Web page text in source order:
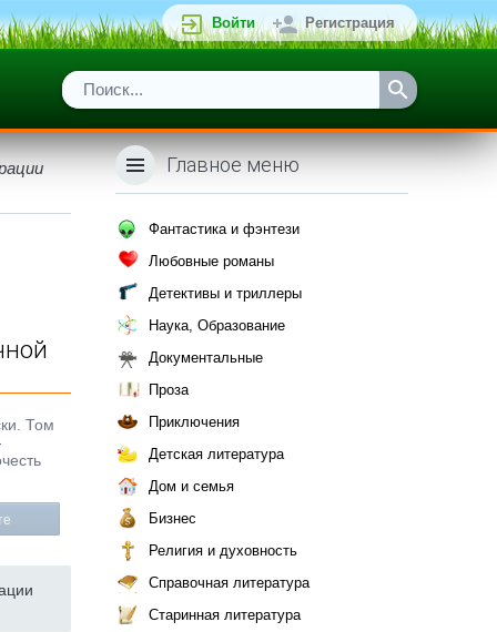
Войти Регистрация
Том
Главное меню
Фантастика и фэнтези
Любовные романы
Детективы и триллеры
Наука, Образование
Документальные
Проза
Приключения
Детская литература
Дом и семья
Бизнес
Религия и духовность
Справочная литература
Старинная литература